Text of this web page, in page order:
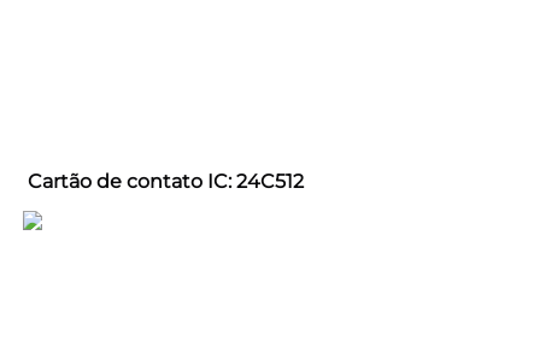
Cartão de contato IC: 24C512